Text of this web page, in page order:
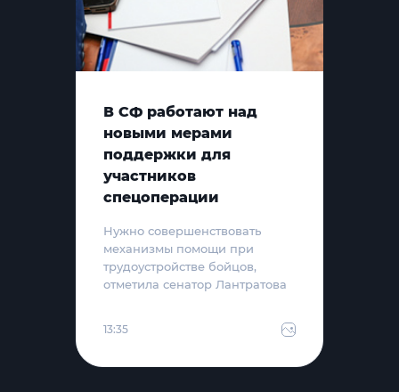
В СФ работают над
новыми мерами
поддержки для
участников
спецоперации
Нужно совершенствовать
механизмы помощи при
трудоустройстве бойцов,
отметила сенатор Лантратова
13:35